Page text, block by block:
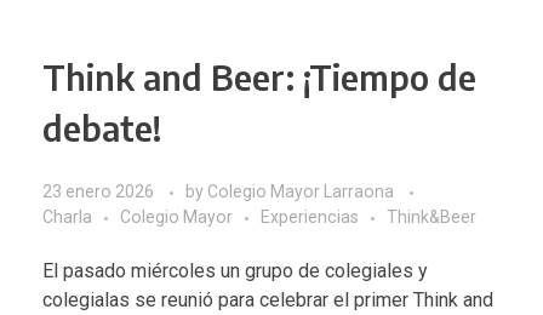
Think and Beer: ¡Tiempo de
debate!
23 enero 2026 by Colegio Mayor Larraona
Charla
Colegio Mayor Experiencias Think&Beer
El pasado miércoles un grupo de colegiales y
colegialas se reunió para celebrar el primer Think and